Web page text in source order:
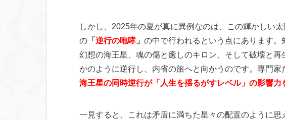
しかし、2025年の夏が真に異例なのは、この輝かしい
の 「 逆行の咆哮 」 の中で行われるという点にあります
幻想の海王星、魂の傷と癒しのキロン、そして破壊と
かのように逆行し、内省の旅へと向かうのです。専門家
海王星の同時逆行が「人生を揺るがすレベル」の影響力
一見すると、これは矛盾に満ちた星々の配置のように